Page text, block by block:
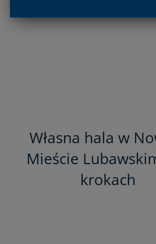
Własna hala w
Mieście
krokach